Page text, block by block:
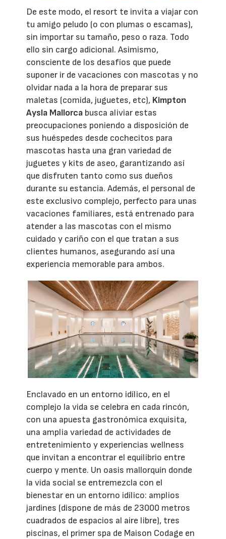
De este modo, el resort te invita a viajar con
tu amigo peludo (o con plumas o escamas),
sin importar su tamaño, peso o raza. Todo
ello sin cargo adicional. Asimismo,
consciente de los desafíos que puede
suponer ir de vacaciones con mascotas y no
olvidar nada a la hora de preparar sus
maletas (comida, juguetes, etc), Kimpton
Aysla Mallorca busca aliviar estas
preocupaciones poniendo a disposición de
sus huéspedes desde cochecitos para
mascotas hasta una gran variedad de
juguetes y kits de aseo, garantizando así
que disfruten tanto como sus dueños
durante su estancia. Además, el personal de
este exclusivo complejo, perfecto para unas
vacaciones familiares, está entrenado para
atender a las mascotas con el mismo
cuidado y cariño con el que tratan a sus
clientes humanos, asegurando así una
experiencia memorable para ambos.
Enclavado en un entorno idílico, en el
complejo la vida se celebra en cada rincón,
con una apuesta gastronómica exquisita,
una amplia variedad de actividades de
entretenimiento y experiencias wellness
que invitan a encontrar el equilibrio entre
cuerpo y mente. Un oasis mallorquín donde
la vida social se entremezcla con el
bienestar en un entorno idílico: amplios
jardines (dispone de más de 23000 metros
cuadrados de espacios al aire libre), tres
piscinas, el primer spa de Maison Codage en